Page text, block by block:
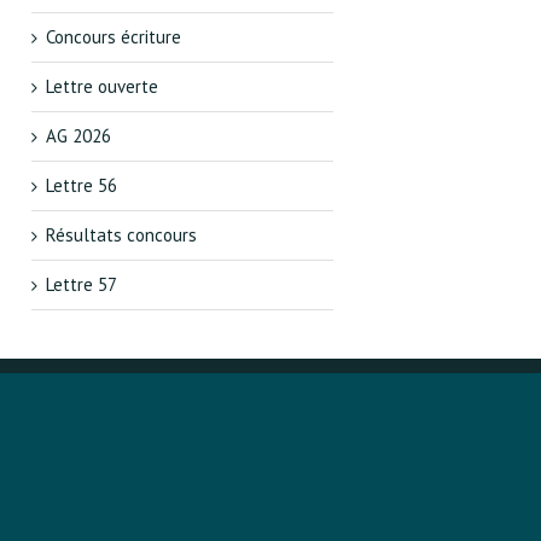
Concours écriture
Lettre ouverte
AG 2026
Lettre 56
Résultats concours
Lettre 57